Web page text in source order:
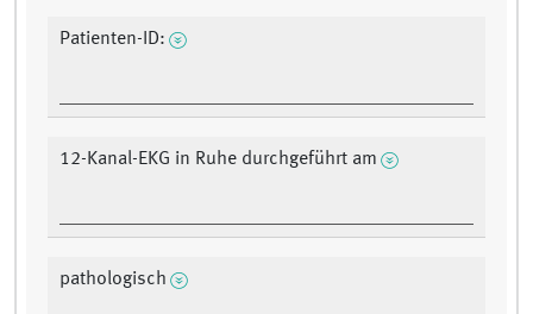
Patienten-ID:
12-Kanal-EKG in Ruhe durchgeführt am
pathologisch